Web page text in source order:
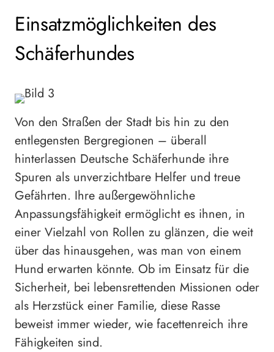
Einsatzmöglichkeiten des
Schäferhundes
Von den Straßen der Stadt bis hin zu den
entlegensten Bergregionen – überall
hinterlassen Deutsche Schäferhunde ihre
Spuren als unverzichtbare Helfer und treue
Gefährten. Ihre außergewöhnliche
Anpassungsfähigkeit ermöglicht es ihnen, in
einer Vielzahl von Rollen zu glänzen, die weit
über das hinausgehen, was man von einem
Hund erwarten könnte. Ob im Einsatz für die
Sicherheit, bei lebensrettenden Missionen oder
als Herzstück einer Familie, diese Rasse
beweist immer wieder, wie facettenreich ihre
Fähigkeiten sind.